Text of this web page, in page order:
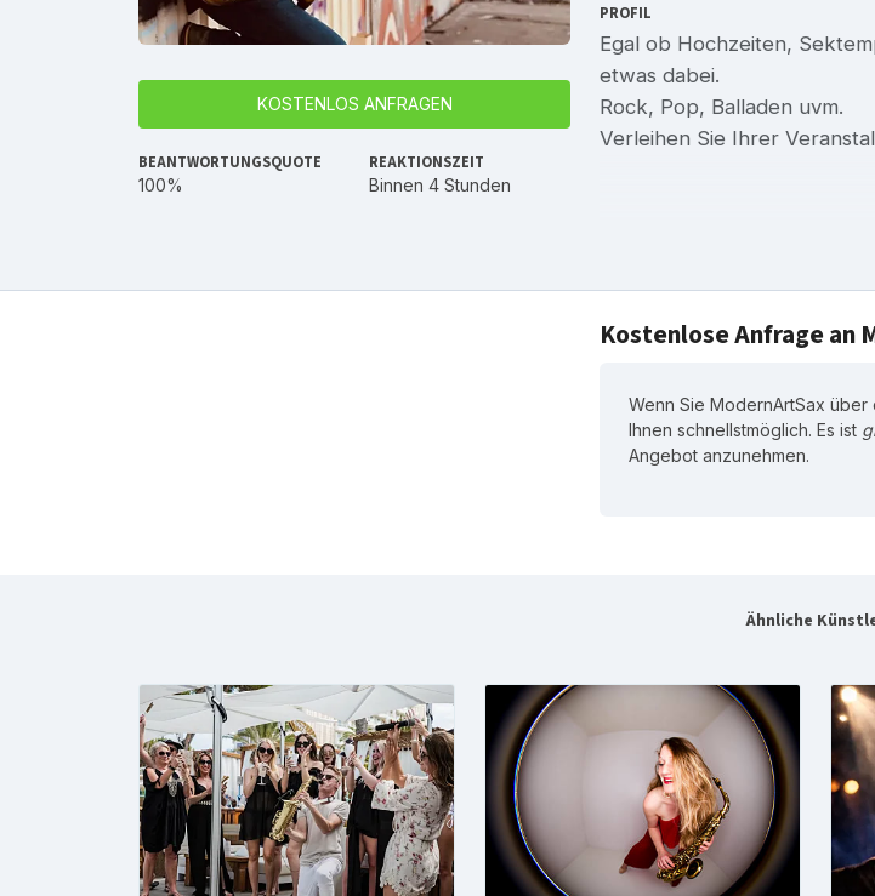
KOSTENLOS ANFRAGEN
BEANTWORTUNGSQUOTE
100%
REAKTIONSZEIT
Binnen 4 Stunden
PROFIL
Egal ob Hochzeiten,
etwas dabei.
Rock, Pop, Balladen uvm.
Verleihen Sie Ihrer
Kostenlose Anfrage an
Wenn Sie ModernArtSax
Ihnen schnellstmöglich. Es ist
Angebot anzunehmen.
Ähnliche